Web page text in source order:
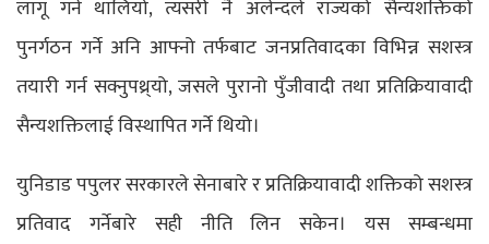
लागू गर्न थालियो, त्यसरी नै अलेन्दले राज्यको सैन्यशक्तिको
पुनर्गठन गर्ने अनि आफ्नो तर्फबाट जनप्रतिवादका विभिन्न सशस्त्र
तयारी गर्न सक्नुपथ्र्यो, जसले पुरानो पुँजीवादी तथा प्रतिक्रियावादी
सैन्यशक्तिलाई विस्थापित गर्ने थियो।
युनिडाड पपुलर सरकारले सेनाबारे र प्रतिक्रियावादी शक्तिको सशस्त्र
प्रतिवाद गर्नेबारे सही नीति लिन सकेन। यस सम्बन्धमा